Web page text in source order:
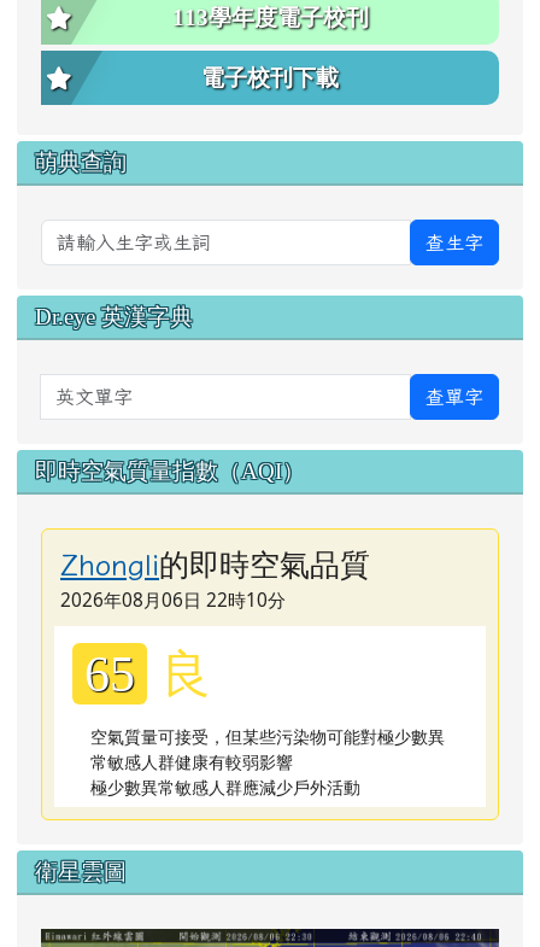
113學年度電子校刊
電子校刊下載
萌典查詢
查生字
Dr.eye 英漢字典
英文單字 查單字
即時空氣質量指數（AQI）
Zhongli的即時空氣品質
2026年08月06日 22時10分
65 良
空氣質量可接受，但某些污染物可能對極少數異
常敏感人群健康有較弱影響
極少數異常敏感人群應減少戶外活動
衛星雲圖